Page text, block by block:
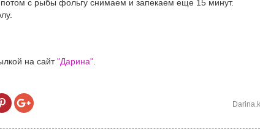
потом с рыбы фольгу снимаем и запекаем еще 15 минут.
на сайт"Дарина"